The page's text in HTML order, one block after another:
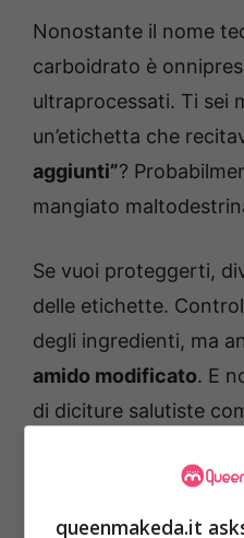
Nonostante il nome
carboidrato è
ultraprocessati. Ti sei
un’etichetta che
aggiunti”?
mangiato
Se vuoi proteggerti,
delle etichette.
degli ingredienti, ma
amido modificato. E
di diciture salutiste
maltodestrina sotto
queenmakeda.it